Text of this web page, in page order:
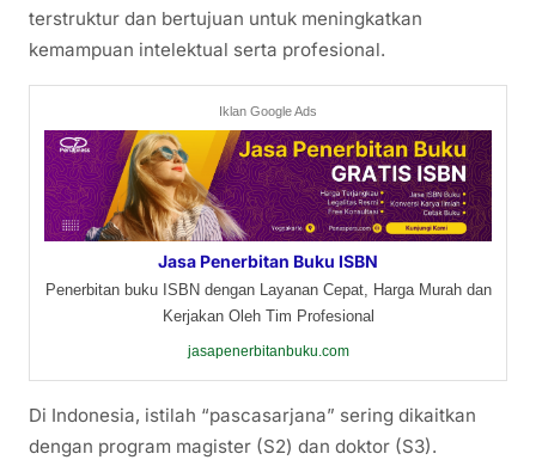
terstruktur dan bertujuan untuk meningkatkan
kemampuan intelektual serta profesional.
Iklan Google Ads
Jasa Penerbitan Buku ISBN
Penerbitan buku ISBN dengan Layanan Cepat, Harga Murah dan
Kerjakan Oleh Tim Profesional
jasapenerbitanbuku.com
Di Indonesia, istilah “pascasarjana” sering dikaitkan
dengan program magister (S2) dan doktor (S3).